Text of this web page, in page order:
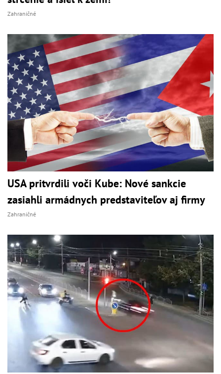
Zahraničné
USA pritvrdili voči Kube: Nové sankcie
zasiahli armádnych predstaviteľov aj firmy
Zahraničné